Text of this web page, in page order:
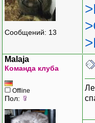
Сообщений: 13
Malaja
Команда клуба
Offline
Пол: